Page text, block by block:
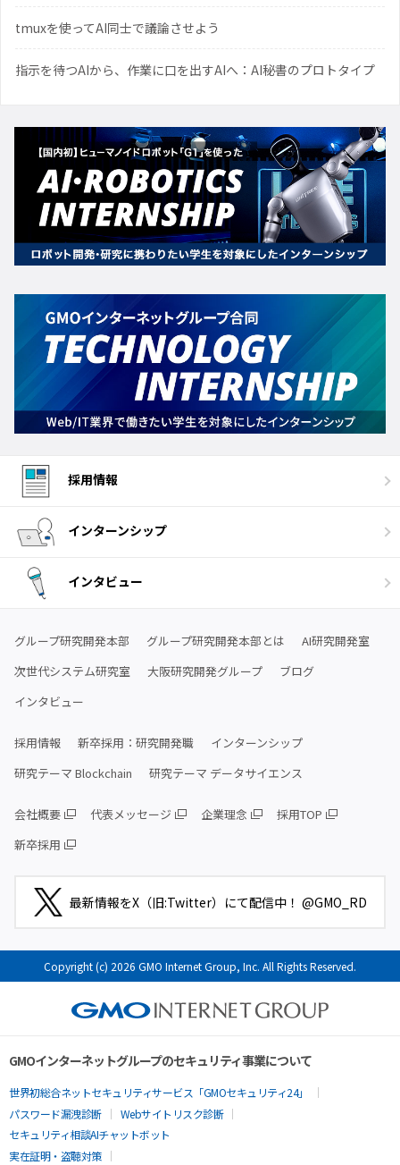
tmuxを使ってAI同士で議論させよう
指示を待つAIから、作業に口を出すAIへ：AI秘書のプロトタイプ
採用情報
インターンシップ
インタビュー
グループ研究開発本部 グループ研究開発本部とは
AI研究開発室
次世代システム研究室
大阪研究開発グループ
ブログ
インタビュー
採用情報 新卒採用：研究開発職
インターンシップ
研究テーマ Blockchain
研究テーマ データサイエンス
会社概要 代表メッセージ 企業理念
採用TOP
新卒採用
最新情報をX（旧:Twitter）にて配信中！ @GMO_RD
Copyright (c) 2026 GMO Internet Group, Inc. All Rights Reserved.
GMOインターネットグループのセキュリティ事業について
世界初総合ネットセキュリティサービス「GMOセキュリティ24」
パスワード漏洩診断
Webサイトリスク診断
セキュリティ相談AIチャットボット
実在証明・盗聴対策